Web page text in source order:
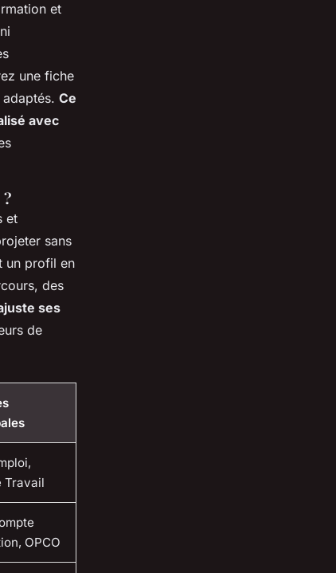
et
une fiche
Ce
avec
et
sans
un profil en
des
ses
de
Travail
OPCO